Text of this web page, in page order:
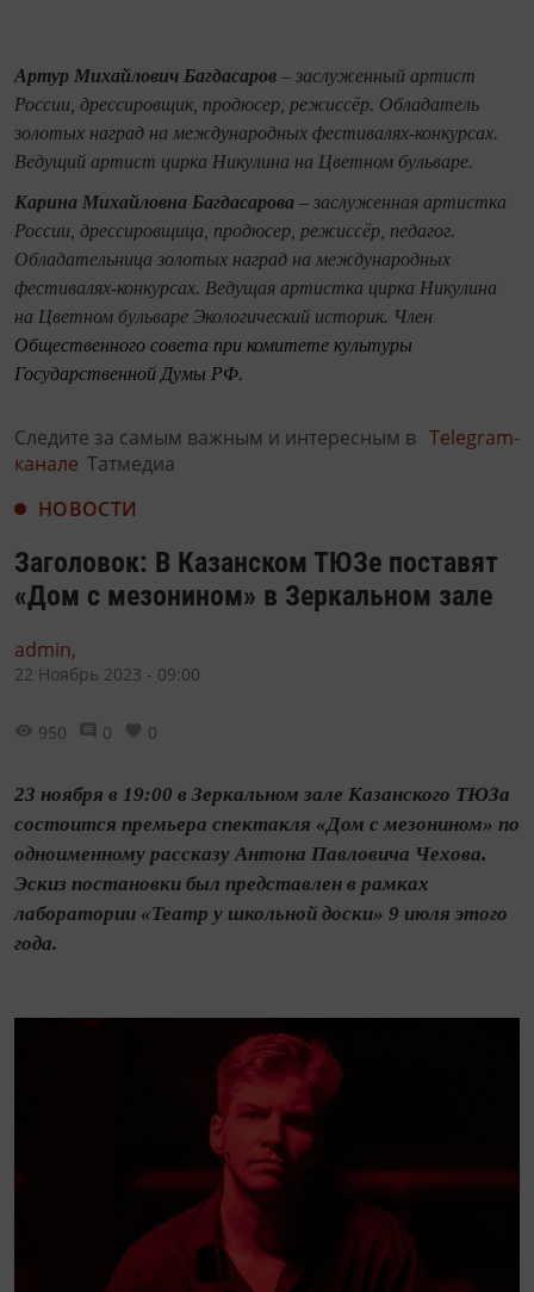
Артур Михайлович Багдасаров – заслуженный артист
России, дрессировщик, продюсер, режиссёр. Обладатель
золотых наград на международных фестивалях-конкурсах.
Ведущий артист цирка Никулина на Цветном бульваре.
Карина Михайловна Багдасарова – заслуженная артистка
России, дрессировщица, продюсер, режиссёр, педагог.
Обладательница золотых наград на международных
фестивалях-конкурсах. Ведущая артистка цирка Никулина
на Цветном бульваре Экологический историк. Член
Общественного совета при комитете культуры
Государственной Думы РФ.
Следите за самым важным и интересным в Telegram-
канале Татмедиа
НОВОСТИ
Заголовок: В Казанском ТЮЗе поставят
«Дом с мезонином» в Зеркальном зале
admin,
22 Ноябрь 2023 - 09:00
950 0 0
23 ноября в 19:00 в Зеркальном зале Казанского ТЮЗа
состоится премьера спектакля «Дом с мезонином» по
одноименному рассказу Антона Павловича Чехова.
Эскиз постановки был представлен в рамках
лаборатории «Театр у школьной доски» 9 июля этого
года.